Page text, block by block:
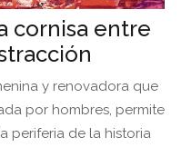
cornisa entre
y renovadora que
por hombres, permite
periferia de la historia